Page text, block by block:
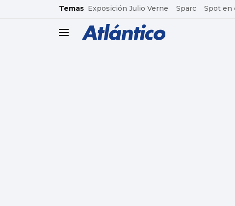
common.go-to-content
Temas Exposición Julio Verne Sparc Spot en
header.menu.open